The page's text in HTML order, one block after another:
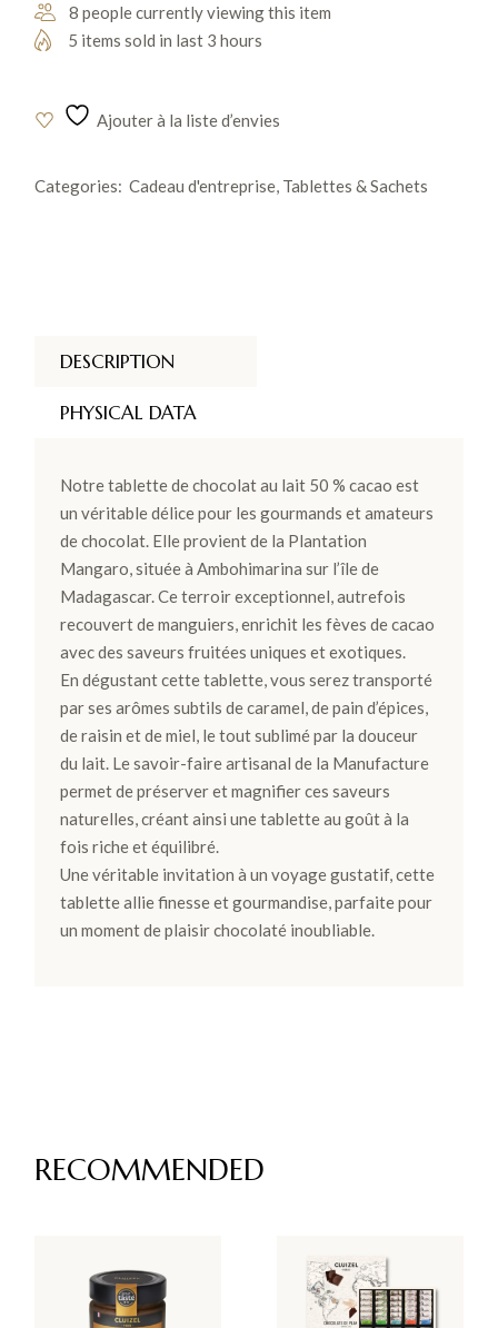
8 people currently viewing this item
5 items sold in last 3 hours
Ajouter à la liste d’envies
Categories: Cadeau d'entreprise Tablettes & Sachets
DESCRIPTION
PHYSICAL DATA
Notre tablette de chocolat au lait 50 % cacao est
un véritable délice pour les gourmands et amateurs
de chocolat. Elle provient de la Plantation
Mangaro, située à Ambohimarina sur l’île de
Madagascar. Ce terroir exceptionnel, autrefois
recouvert de manguiers, enrichit les fèves de cacao
avec des saveurs fruitées uniques et exotiques.
En dégustant cette tablette, vous serez transporté
par ses arômes subtils de caramel, de pain d’épices,
de raisin et de miel, le tout sublimé par la douceur
du lait. Le savoir-faire artisanal de la Manufacture
permet de préserver et magnifier ces saveurs
naturelles, créant ainsi une tablette au goût à la
fois riche et équilibré.
Une véritable invitation à un voyage gustatif, cette
tablette allie finesse et gourmandise, parfaite pour
un moment de plaisir chocolaté inoubliable.
RECOMMENDED